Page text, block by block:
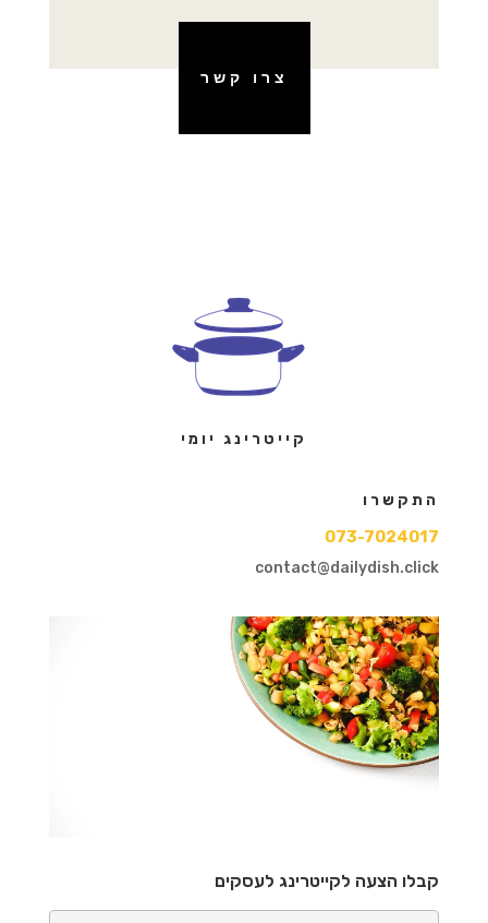
צרו קשר
קייטרינג יומי
התקשרו
073-7024017
contact@dailydish.click
קבלו הצעה לקייטרינג לעסקים